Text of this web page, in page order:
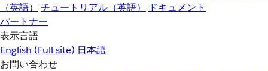
（英語）
チュートリアル（英語）
ドキュメント
パートナー
表示言語
English (Full site) 日本語
お問い合わせ